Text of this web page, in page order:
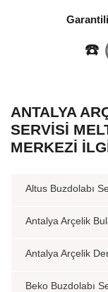
☎️
ANTALYA
SERVISI
MERKEZI
Altus Buzdolabı
Antalya Arçelik
Antalya Arçelik
Beko Buzdolabı